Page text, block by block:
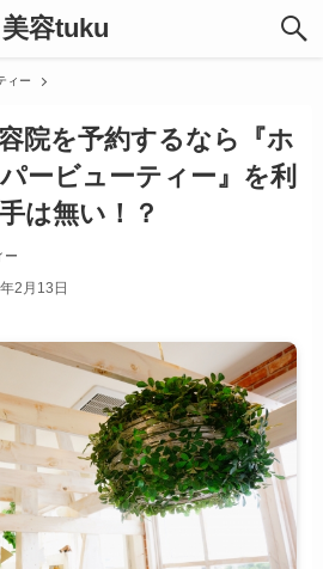
美容tuku
ィー
院を予約するなら『ホ
ービューティー』を利
は無い！？
ー
2月13日